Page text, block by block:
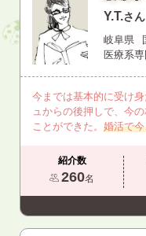
Y.T.さん
岐阜県
医療系
今までは基本的に受け
ュからの後押しで、今
ことができた。 婚活で
紹介数
260名